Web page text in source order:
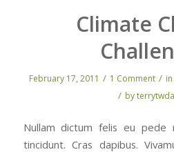
Climate
February 17, 2011 / 1 Comment / in
/ by
Nullam dictum felis eu pede
tincidunt. Cras dapibus.